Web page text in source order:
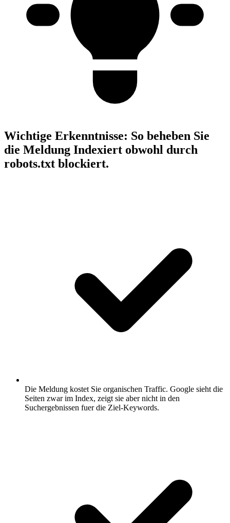
Wichtige Erkenntnisse: So beheben Sie
die Meldung Indexiert obwohl durch
robots.txt blockiert.
Die Meldung kostet Sie organischen Traffic. Google sieht die
Seiten zwar im Index, zeigt sie aber nicht in den
Suchergebnissen fuer die Ziel-Keywords.